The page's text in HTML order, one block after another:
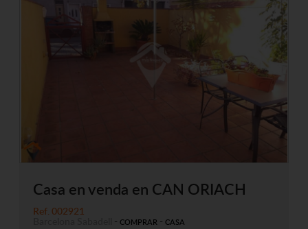
Casa en venda en CAN ORIACH
Ref. 002921
- COMPRAR - CASA